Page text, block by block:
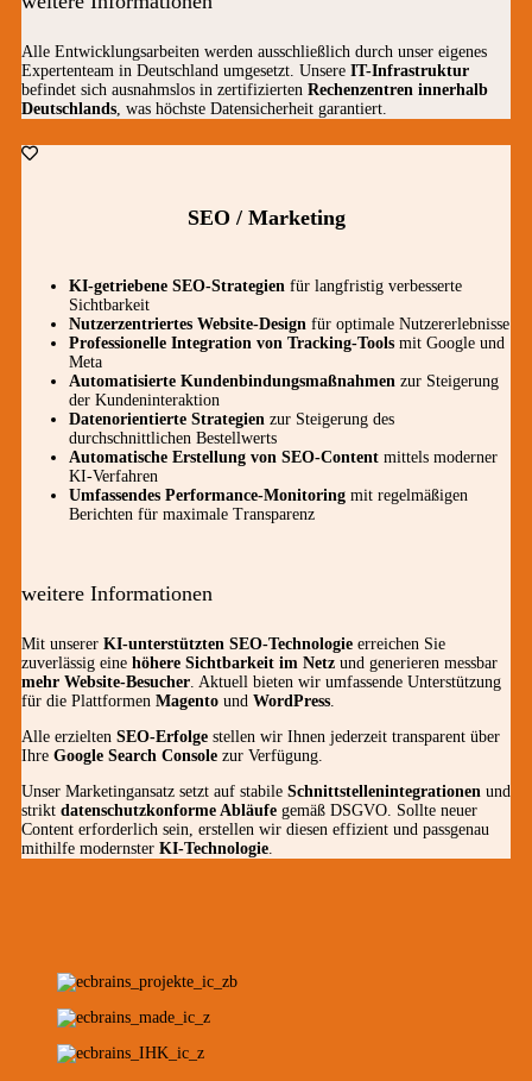
Alle Entwicklungsarbeiten werden ausschließlich durch unser eigenes
Expertenteam in Deutschland umgesetzt. Unsere IT-Infrastruktur
befindet sich ausnahmslos in zertifizierten Rechenzentren innerhalb
Deutschlands, was höchste Datensicherheit garantiert.
SEO / Marketing
KI-getriebene SEO-Strategien für langfristig verbesserte
Sichtbarkeit
Nutzerzentriertes Website-Design für optimale Nutzererlebnisse
Professionelle Integration von Tracking-Tools mit Google und
Meta
Automatisierte Kundenbindungsmaßnahmen zur Steigerung
der Kundeninteraktion
Datenorientierte Strategien zur Steigerung des
durchschnittlichen Bestellwerts
Automatische Erstellung von SEO-Content mittels moderner
KI-Verfahren
Umfassendes Performance-Monitoring mit regelmäßigen
Berichten für maximale Transparenz
weitere Informationen
Mit unserer KI-unterstützten SEO-Technologie erreichen Sie
zuverlässig eine höhere Sichtbarkeit im Netz und generieren messbar
mehr Website-Besucher. Aktuell bieten wir umfassende Unterstützung
für die Plattformen Magento und WordPress.
Alle erzielten SEO-Erfolge stellen wir Ihnen jederzeit transparent über
Ihre Google Search Console zur Verfügung.
Unser Marketingansatz setzt auf stabile Schnittstellenintegrationen und
strikt datenschutzkonforme Abläufe gemäß DSGVO. Sollte neuer
Content erforderlich sein, erstellen wir diesen effizient und passgenau
mithilfe modernster KI-Technologie.